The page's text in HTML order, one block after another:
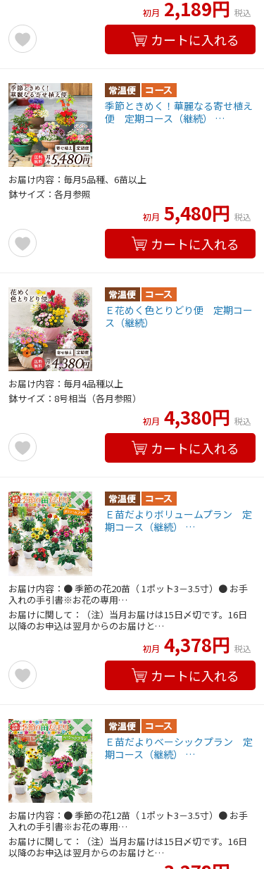
初月 2,189円 税込
カートに入れる
季節ときめく！華麗なる寄せ植え
便 定期コース（継続） …
お届け内容：毎月5品種、6苗以上
鉢サイズ：各月参照
初月 5,480円 税込
カートに入れる
Ｅ花めく色とりどり便 定期コー
ス（継続）
お届け内容：毎月4品種以上
鉢サイズ：8号相当（各月参照）
初月 4,380円 税込
カートに入れる
Ｅ苗だよりボリュームプラン 定
期コース（継続） …
お届け内容：● 季節の花20苗（ 1ポット3－3.5寸）● お手
入れの手引書※お花の専用…
お届けに関して：（注）当月お届けは15日〆切です。16日
以降のお申込は翌月からのお届けと…
初月 4,378円 税込
カートに入れる
Ｅ苗だよりベーシックプラン 定
期コース（継続） …
お届け内容：● 季節の花12苗（ 1ポット3－3.5寸）● お手
入れの手引書※お花の専用…
お届けに関して：（注）当月お届けは15日〆切です。16日
以降のお申込は翌月からのお届けと…